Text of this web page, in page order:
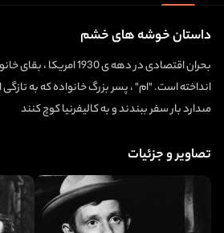
داستان خوشه‌ های خشم
بحران اقتصادى در دهه‏ ى 1930
انداخته است. "ام" ، پسر بزرگ خانواده كه به تازگى
مى‏دارد بار سفر ببندند و به كاليفرنيا كوچ كنند
تصاویر و جزئیات